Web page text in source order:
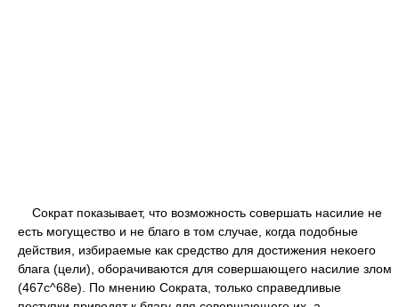
Сократ показывает, что возможность совершать насилие не
есть могущество и не благо в том случае, когда подобные
действия, избираемые как средство для достижения некоего
блага (цели), оборачиваются для совершающего насилие злом
(467с^68е). По мнению Сократа, только справедливые